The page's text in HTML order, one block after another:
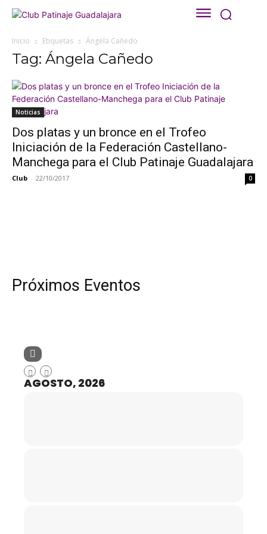
Inicio Etiquetas Ángela Cañedo
Tag: Ángela Cañedo
Noticias
Dos platas y un bronce en el Trofeo
Iniciación de la Federación Castellano-
Manchega para el Club Patinaje Guadalajara
Club - 22/10/2017 0
Próximos Eventos
AGOSTO, 2026